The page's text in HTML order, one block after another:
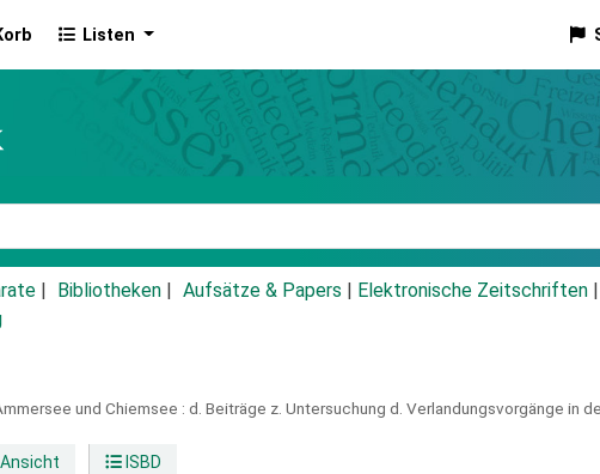
Listen
Bibliotheken Aufsätze & Papers Elektronische Zeitschriften
und Chiemsee : d. Beiträge z. Untersuchung d. Verlandungsvorgänge in
Ansicht ISBD